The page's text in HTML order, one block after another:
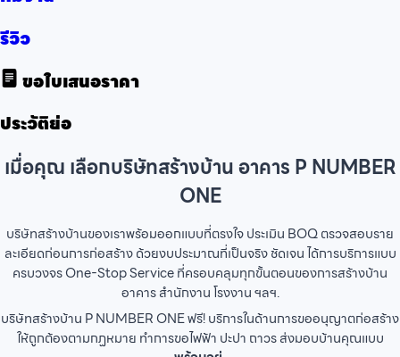
รีวิว
ขอใบเสนอราคา
ประวัติย่อ
เมื่อคุณ เลือกบริษัทสร้างบ้าน อาคาร P NUMBER
ONE
บริษัทสร้างบ้านของเราพร้อมออกแบบที่ตรงใจ ประเมิน BOQ ตรวจสอบราย
ละเอียดก่อนการก่อสร้าง ด้วยงบประมาณที่เป็นจริง ชัดเจน ได้การบริการแบบ
ครบวงจร One-Stop Service ที่ครอบคลุมทุกขั้นตอนของการสร้างบ้าน
อาคาร สำนักงาน โรงงาน ฯลฯ.
บริษัทสร้างบ้าน P NUMBER ONE ฟรี! บริการในด้านการขออนุญาตก่อสร้าง
ให้ถูกต้องตามกฏหมาย ทำการขอไฟฟ้า ปะปา ถาวร ส่งมอบบ้านคุณแบบ